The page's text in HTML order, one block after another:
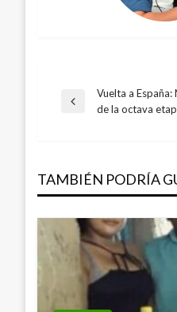
Entrada
Vuelta a
de la octava
TAMBIÉN PODRÍA